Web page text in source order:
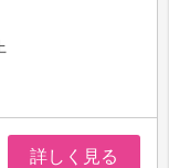
詳しく見る